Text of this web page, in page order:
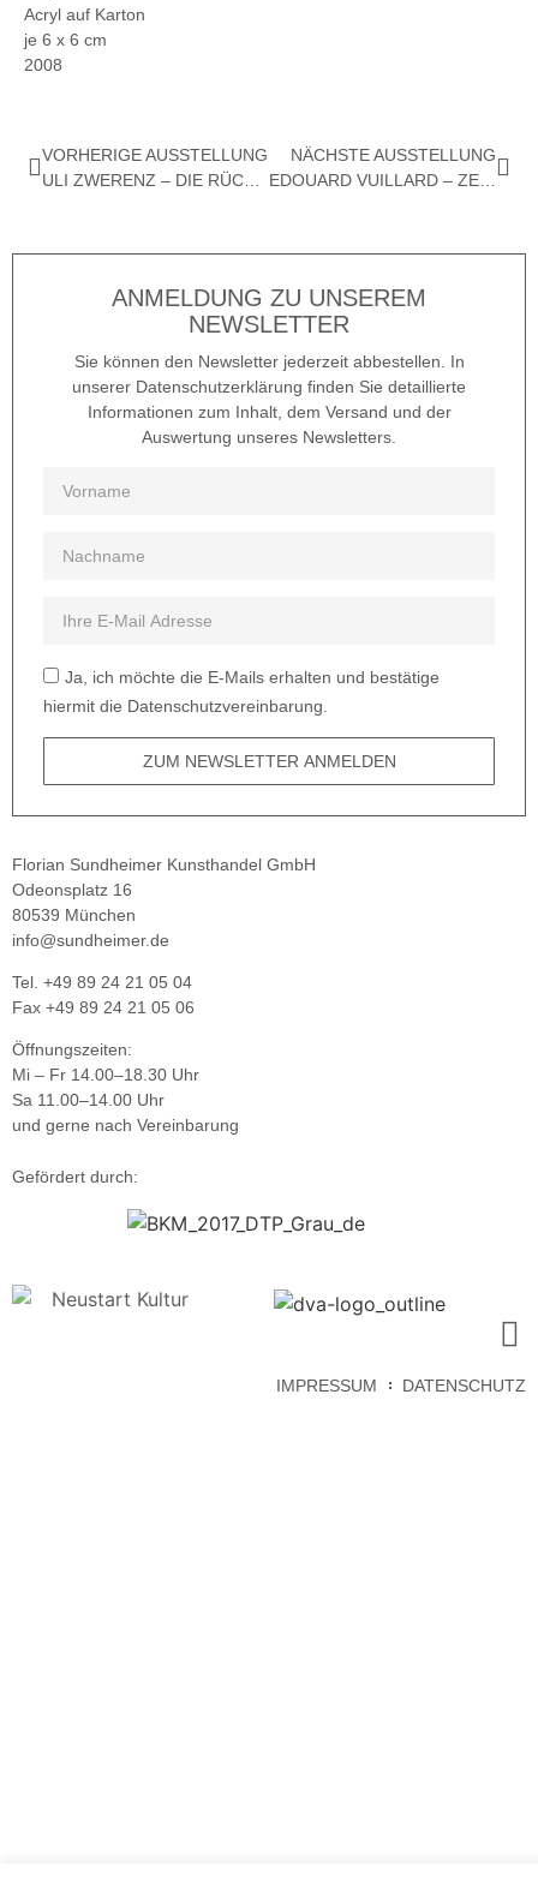
Acryl auf Karton
je 6 x 6 cm
2008
VORHERIGE AUSSTELLUNG
NÄCHSTE AUSSTELLUNG
ANMELDUNG ZU UNSEREM
NEWSLETTER
Sie können den Newsletter jederzeit abbestellen. In
unserer Datenschutzerklärung finden Sie detaillierte
Informationen zum Inhalt, dem Versand und der
Auswertung unseres Newsletters.
Ja, ich möchte die E-Mails erhalten und bestätige
hiermit die Datenschutzvereinbarung.
ZUM NEWSLETTER ANMELDEN
Florian Sundheimer Kunsthandel GmbH
Odeonsplatz 16
80539 München
info@sundheimer.de
Tel. +49 89 24 21 05 04
Fax +49 89 24 21 05 06
Öffnungszeiten:
Mi – Fr 14.00–18.30 Uhr
Sa 11.00–14.00 Uhr
und gerne nach Vereinbarung
Gefördert durch:
IMPRESSUM DATENSCHUTZ